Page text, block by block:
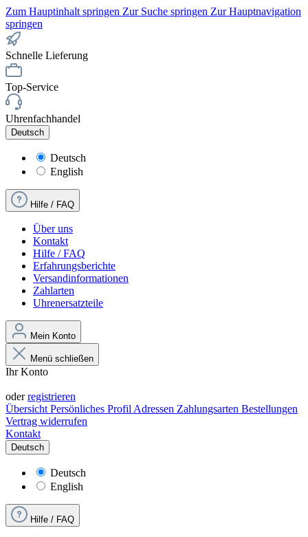
Zum Hauptinhalt springen Zur Suche springen Zur Hauptnavigation
springen
Schnelle Lieferung
Top-Service
Uhrenfachhandel
Deutsch
Deutsch
English
Hilfe / FAQ
Über uns
Kontakt
Hilfe / FAQ
Erfahrungsberichte
Versandinformationen
Zahlarten
Uhrenersatzteile
Mein Konto
Menü schließen
Ihr Konto
oderregistrieren
Übersicht Persönliches Profil Adressen Zahlungsarten Bestellungen
Vertrag widerrufen
Kontakt
Deutsch
Deutsch
English
Hilfe / FAQ